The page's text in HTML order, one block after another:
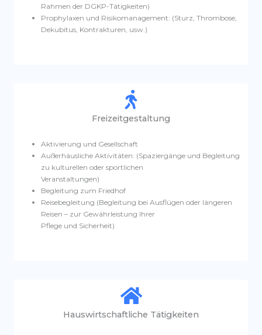
Rahmen der DGKP-Tätigkeiten)
Prophylaxen und Risikomanagement: (Sturz, Thrombose,
Dekubitus, Kontrakturen, usw.)
Freizeitgestaltung
Aktivierung und Gesellschaft
Außerhäusliche Aktivitäten: (Spaziergänge und Begleitung
zu kulturellen oder sportlichen
Veranstaltungen)
Begleitung zum Friedhof
Reisebegleitung (Begleitung bei Ausflügen oder längeren
Reisen – zur Gewährleistung Ihrer
Pflege und Sicherheit)
Hauswirtschaftliche Tätigkeiten